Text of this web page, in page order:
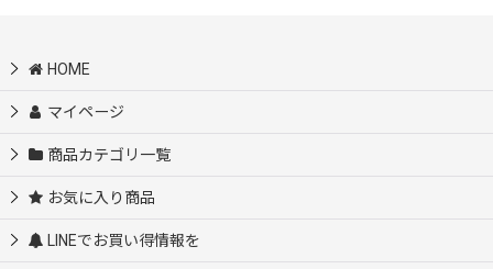
HOME
マイページ
商品カテゴリ一覧
お気に入り商品
LINEでお買い得情報を